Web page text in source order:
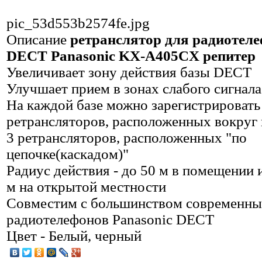
pic_53d553b2574fe.jpg
Описание ретранслятор для
DECT Panasonic KX-A405CX репитер
Увеличивает зону действия базы DECT
Улучшает прием в зонах слабого сигнала
На каждой базе можно
ретрансляторов, расположенных вокруг
3 ретрансляторов, расположенных "по
цепочке(каскадом)"
Радиус действия - до 50 м в помещении
м на открытой местности
Совместим с большинством
радиотелефонов Panasonic DECT
Цвет - Белый, черный